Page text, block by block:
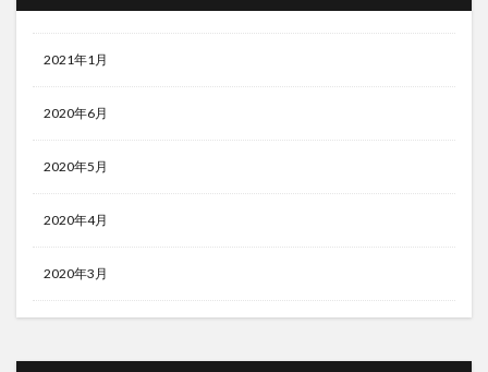
2021年1月
2020年6月
2020年5月
2020年4月
2020年3月